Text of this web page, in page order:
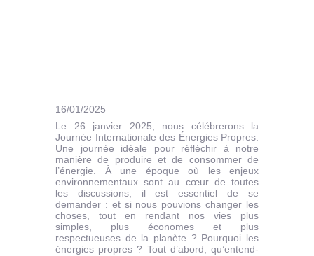
16/01/2025
Le 26 janvier 2025, nous célébrerons la
Journée Internationale des Énergies Propres.
Une journée idéale pour réfléchir à notre
manière de produire et de consommer de
l’énergie. À une époque où les enjeux
environnementaux sont au cœur de toutes
les discussions, il est essentiel de se
demander : et si nous pouvions changer les
choses, tout en rendant nos vies plus
simples, plus économes et plus
respectueuses de la planète ? Pourquoi les
énergies propres ? Tout d’abord, qu’entend-